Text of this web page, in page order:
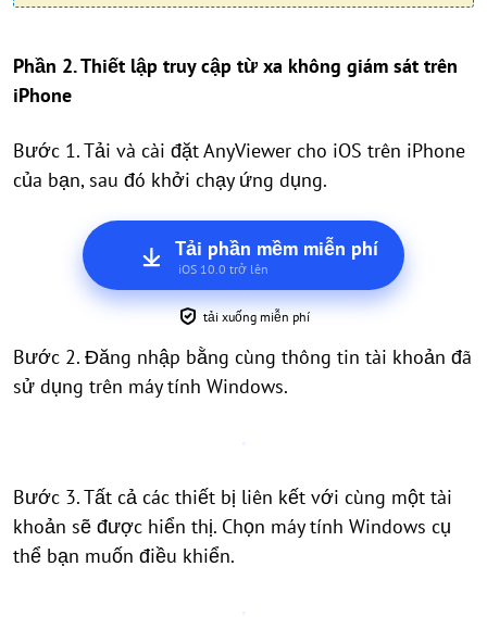
Phần 2. Thiết lập truy cập từ xa không giám sát trên
iPhone
Bước 1. Tải và cài đặt AnyViewer cho iOS trên iPhone
của bạn, sau đó khởi chạy ứng dụng.
Tải phần mềm miễn phí
iOS 10.0 trở lên
tải xuống miễn phí
Bước 2. Đăng nhập bằng cùng thông tin tài khoản đã
sử dụng trên máy tính Windows.
Bước 3. Tất cả các thiết bị liên kết với cùng một tài
khoản sẽ được hiển thị. Chọn máy tính Windows cụ
thể bạn muốn điều khiển.